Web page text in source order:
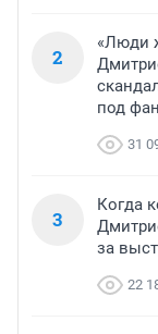
2
«Люди
под
31
3
Когда
за
22